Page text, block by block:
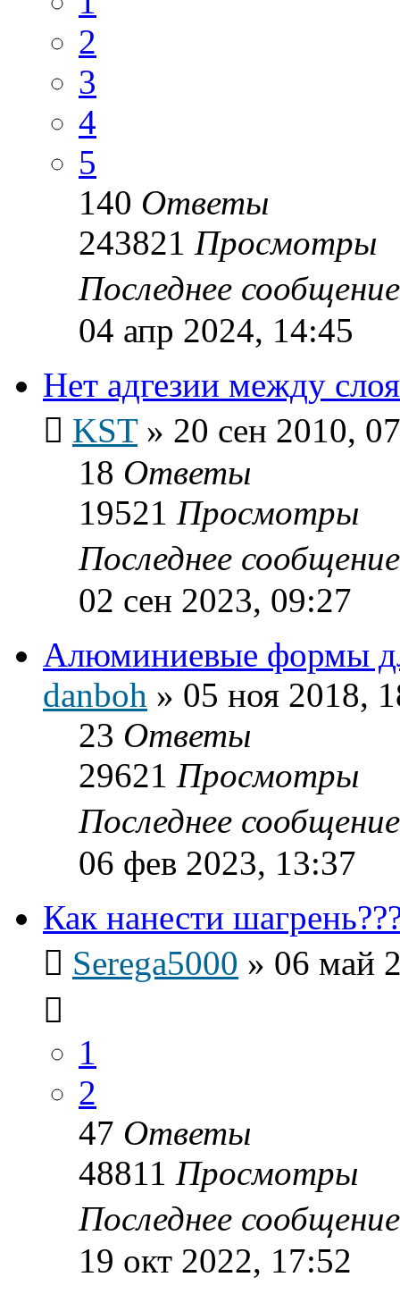
2
3
4
5
140 Ответы
243821 Просмотры
Последнее
04 апр 2024, 14:45
Нет адгезии между
KST» 20 сен 2010,
18 Ответы
19521 Просмотры
Последнее
02 сен 2023, 09:27
Алюминиевые формы
danboh » 05 ноя 2018,
23 Ответы
29621 Просмотры
Последнее
06 фев 2023, 13:37
Как нанести
Serega5000 » 06 май
1
2
47 Ответы
48811 Просмотры
Последнее
19 окт 2022, 17:52